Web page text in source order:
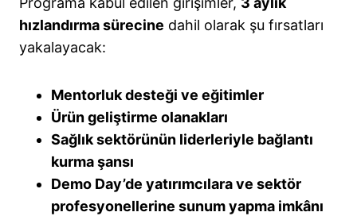
hızlandırma sürecine dahil olarak şu fırsatları
yakalayacak:
Mentorluk desteği ve eğitimler
Ürün geliştirme olanakları
Sağlık sektörünün liderleriyle bağlantı
kurma şansı
Demo Day’de yatırımcılara ve sektör
profesyonellerine sunum yapma imkânı